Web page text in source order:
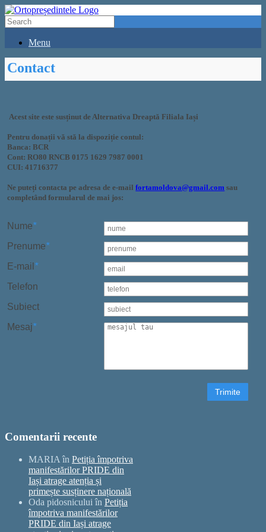
Menu
Contact
Acest site este susținut de Alternativa Dreaptă Filiala Iași
Pentru donații vă stă la dispoziție contul:
Banca: BCR
Cont: RO80 RNCB 0175 1629 7987 0001
CUI: 41716377
Ne puteți contacta pe adresa de e-mailfortamoldova@gmail.com sau
completând formularul de mai jos:
Nume*
Prenume*
E-mail *
Telefon
Subiect
Mesaj*
Trimite
Comentarii recente
MARIA în Petiția împotriva
manifestărilor PRIDE din
Iași atrage atenția și
primește susținere națională
Oda pidosnicului în Petiția
împotriva manifestărilor
PRIDE din Iași atrage